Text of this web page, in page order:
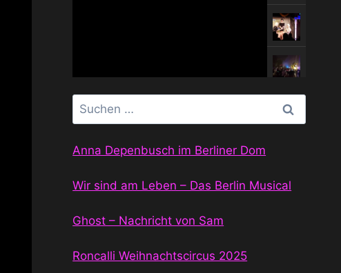
Suchen
nach:
Anna Depenbusch im Berliner Dom
Wir sind am Leben – Das Berlin Musical
Ghost – Nachricht von Sam
Roncalli Weihnachtscircus 2025